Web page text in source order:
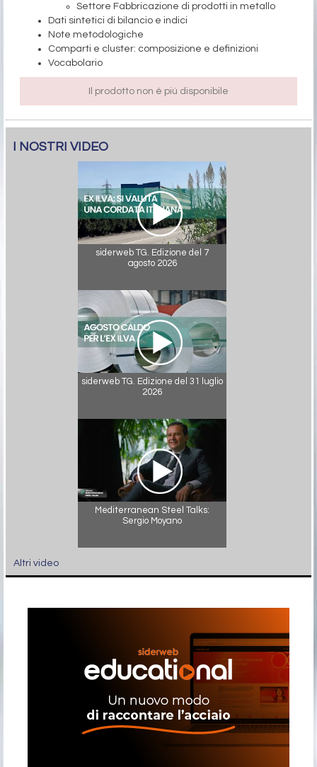
Settore Fabbricazione di prodotti in metallo
Dati sintetici di bilancio e indici
Note metodologiche
Comparti e cluster: composizione e definizioni
Vocabolario
Il prodotto non è più disponibile
I NOSTRI VIDEO
siderweb TG. Edizione del 7
agosto 2026
siderweb TG. Edizione del 31 luglio
2026
Mediterranean Steel Talks:
Sergio Moyano
Altri video